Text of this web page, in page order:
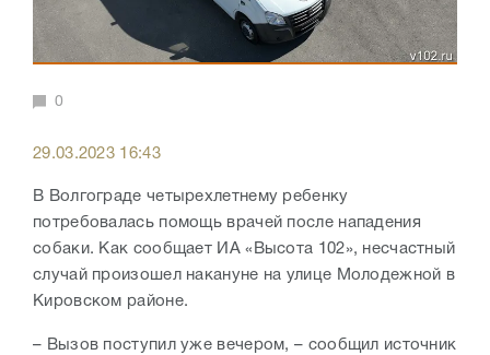
0
29.03.2023 16:43
В Волгограде четырехлетнему ребенку
потребовалась помощь врачей после нападения
собаки. Как сообщает ИА «Высота 102», несчастный
случай произошел накануне на улице Молодежной в
Кировском районе.
– Вызов поступил уже вечером, – сообщил источник